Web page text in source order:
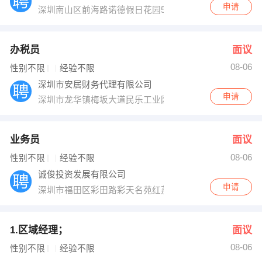
网络IT
快递员
收银员 技术员/工程师
出纳
编辑
跟单
深圳南山区前海路诺德假日花园5号楼商铺
申请
办税员 面议
性别不限 经验不限
08-06
深圳市安居财务代理有限公司
深圳市龙华镇梅坂大道民乐工业园安居大厦
申请
业务员 面议
性别不限 经验不限
08-06
诚俊投资发展有限公司
深圳市福田区彩田路彩天名苑红荔轩15B
申请
1.区域经理； 面议
性别不限 经验不限
08-06